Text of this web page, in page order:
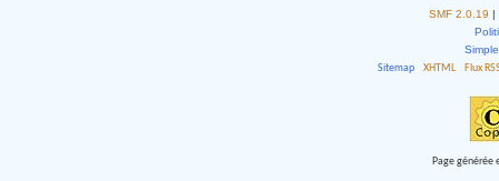
SMF 2.0.19 |
Sitemap
XHTML Flux
Page générée